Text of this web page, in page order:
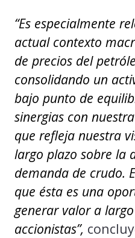
“Es especialmente
actual contexto
de precios del
consolidando un
bajo punto de
sinergias con
que refleja nuestra
largo plazo sobre la
demanda de crudo.
que ésta es una
generar valor a
accionistas”,